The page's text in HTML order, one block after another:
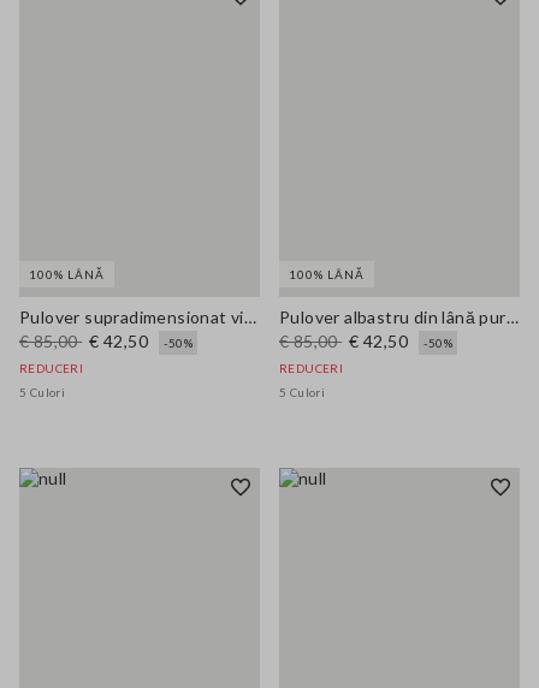
100% LÂNĂ
Pulover supradimensionat violet din lână pură
€ 85,00 € 42,50
-50%
REDUCERI
5 Culori
100% LÂNĂ
Pulover albastru din lână pură cu croială largă
€ 85,00 € 42,50
-50%
REDUCERI
5 Culori